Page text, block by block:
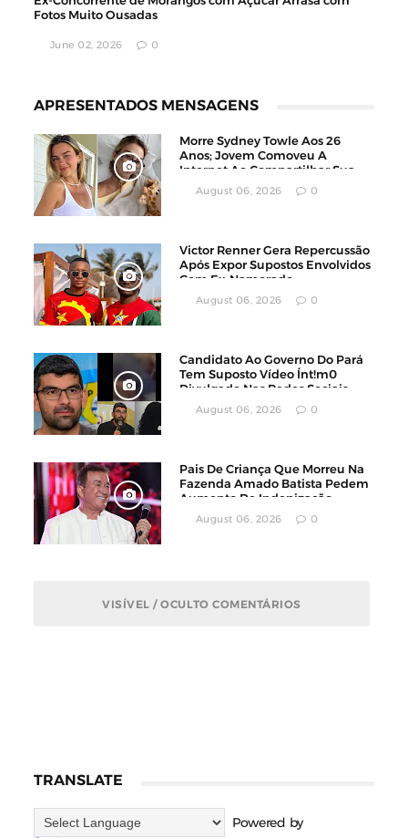
Fotos Muito Ousadas
June 02, 2026 0
APRESENTADOS MENSAGENS
Morre Sydney Towle Aos 26
Anos; Jovem Comoveu A
Internet Ao Compartilhar Sua
Luta Contra O Câncer
August 06, 2026 0
Victor Renner Gera Repercussão
Após Expor Supostos Envolvidos
Com Ex-Namorado
August 06, 2026 0
Candidato Ao Governo Do Pará
Tem Suposto Vídeo Ínt!m0
Divulgado Nas Redes Sociais
August 06, 2026 0
Pais De Criança Que Morreu Na
Fazenda Amado Batista Pedem
Aumento De Indenização
August 06, 2026 0
VISÍVEL / OCULTO COMENTÁRIOS
TRANSLATE
Powered by